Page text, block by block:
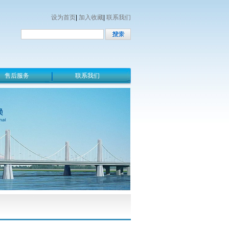
设为首页 加入收藏 联系我们
售后服务 联系我们